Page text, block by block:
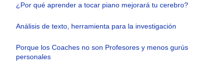
¿Por qué aprender a tocar piano mejorará tu cerebro?
Análisis de texto, herramienta para la investigación
Porque los Coaches no son Profesores y menos gurús
personales